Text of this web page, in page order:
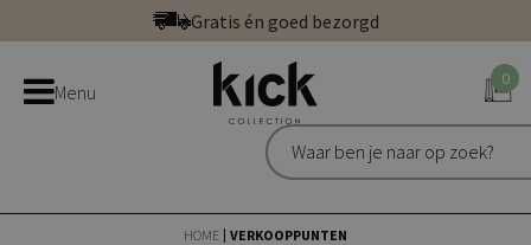
direct
naar
Gratis én goed bezorgd
Bestel bij de officiële Kick webshop
Uitstekend | 300+ reviews
Gratis én goed bezorgd
Menu
0
HOME VERKOOPPUNTEN